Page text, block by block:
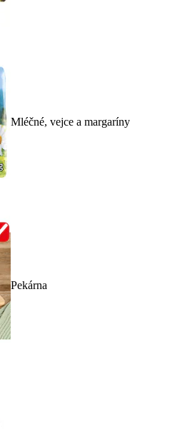
Mléčné, vejce a margaríny
Pekárna